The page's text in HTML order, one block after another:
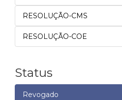
RESOLUÇÃO-CMS
RESOLUÇÃO-COE
Status
Revogado